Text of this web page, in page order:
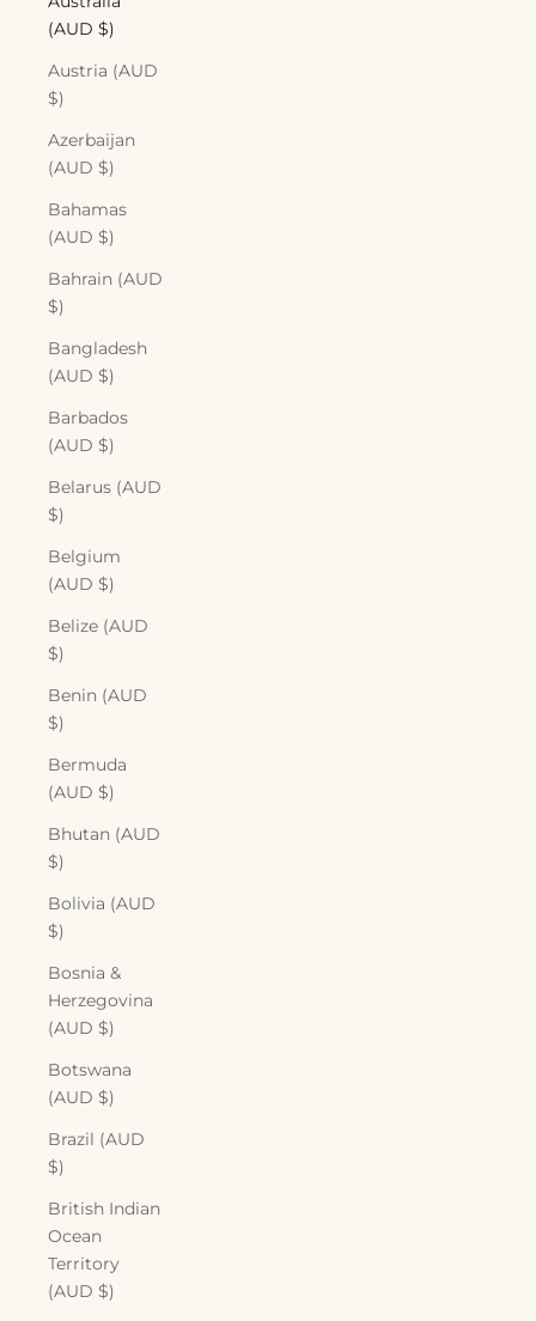
(AUD $)
Austria (AUD
$)
Azerbaijan
(AUD $)
Bahamas
(AUD $)
Bahrain (AUD
$)
Bangladesh
(AUD $)
Barbados
(AUD $)
Belarus (AUD
$)
Belgium
(AUD $)
Belize (AUD
$)
Benin (AUD
$)
Bermuda
(AUD $)
Bhutan (AUD
$)
Bolivia (AUD
$)
Bosnia &
Herzegovina
(AUD $)
Botswana
(AUD $)
Brazil (AUD
$)
British Indian
Ocean
Territory
(AUD $)